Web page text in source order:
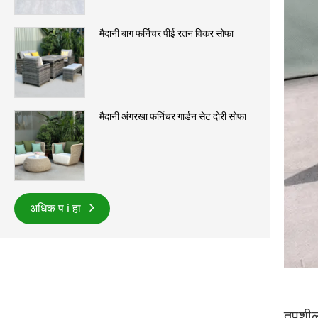
मैदानी बाग फर्निचर पीई रतन विकर सोफा
मैदानी अंगरखा फर्निचर गार्डन सेट दोरी सोफा
अधिक प i हा